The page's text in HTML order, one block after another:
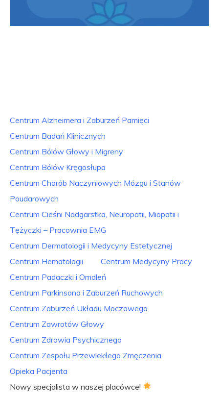
Centrum Alzheimera i Zaburzeń Pamięci
Centrum Badań Klinicznych
Centrum Bólów Głowy i Migreny
Centrum Bólów Kręgosłupa
Centrum Chorób Naczyniowych Mózgu i Stanów
Poudarowych
Centrum Cieśni Nadgarstka, Neuropatii, Miopatii i
Tężyczki – Pracownia EMG
Centrum Dermatologii i Medycyny Estetycznej
Centrum Hematologii
Centrum Medycyny Pracy
Centrum Padaczki i Omdleń
Centrum Parkinsona i Zaburzeń Ruchowych
Centrum Zaburzeń Układu Moczowego
Centrum Zawrotów Głowy
Centrum Zdrowia Psychicznego
Centrum Zespołu Przewlekłego Zmęczenia
Opieka Pacjenta
Nowy specjalista w naszej placówce!